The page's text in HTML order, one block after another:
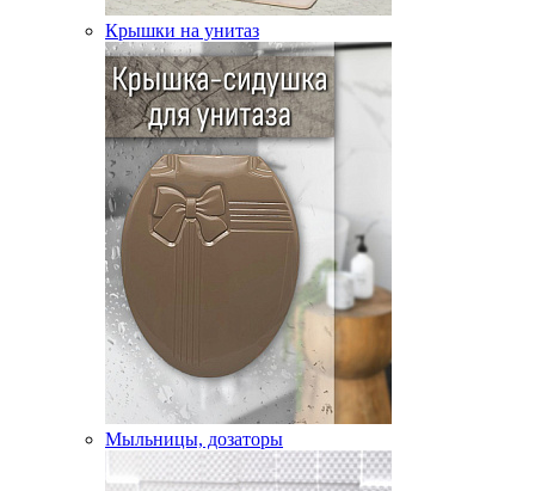
Крышки на унитаз
Мыльницы, дозаторы